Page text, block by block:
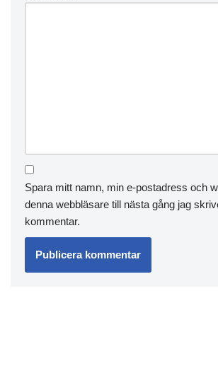
Spara mitt namn, min e-postadress och
denna webbläsare till nästa gång jag
kommentar.